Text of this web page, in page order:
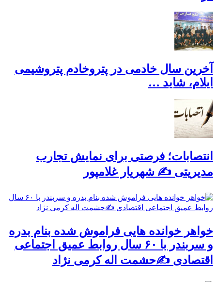
آخرین سال خادمی در پتروخادم پتروشیمی
ایلام، شاید …
انتصابات؛ فرصتی برای نمایش تجارب
مدیریتی ✍ شهریار غلامپور
خواهر خوانده هایی فراموش شده بنام بدره
و سربندر با ۶۰ سال روابط عمیق اجتماعی
اقتصادی ✍حشمت اله کرمی نژاد